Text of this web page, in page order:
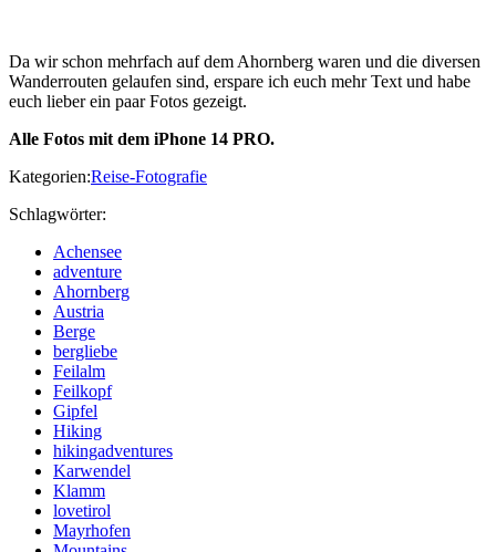
Da wir schon mehrfach auf dem Ahornberg waren und die diversen
Wanderrouten gelaufen sind, erspare ich euch mehr Text und habe
euch lieber ein paar Fotos gezeigt.
Alle Fotos mit dem iPhone 14 PRO.
Kategorien:Reise-Fotografie
Schlagwörter:
Achensee
adventure
Ahornberg
Austria
Berge
bergliebe
Feilalm
Feilkopf
Gipfel
Hiking
hikingadventures
Karwendel
Klamm
lovetirol
Mayrhofen